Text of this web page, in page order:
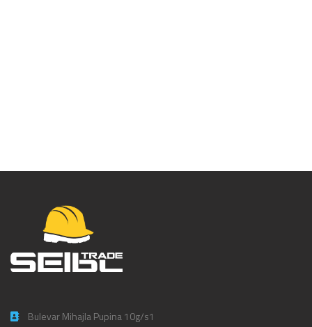
Bulevar Mihajla Pupina 10g/s1